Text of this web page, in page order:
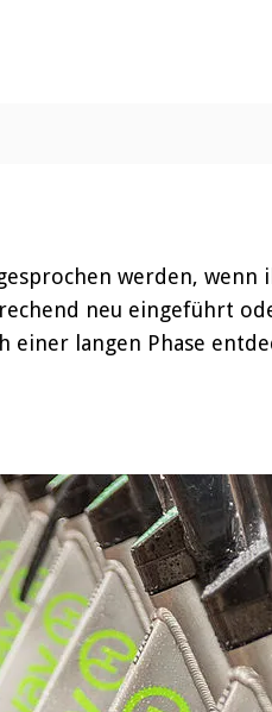
werden, wenn
neu eingeführt
einer langen Phase